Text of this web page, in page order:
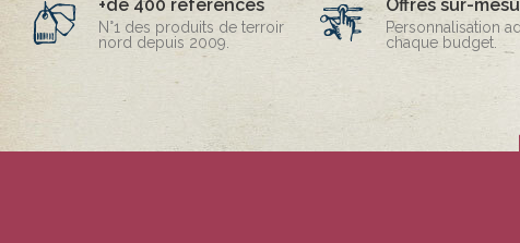
+de 400 références
N°1 des produits de terroir
nord depuis 2009.
Offres sur-
Personnalisation
chaque budget.